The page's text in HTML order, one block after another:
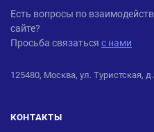
ANDPRO
Есть вопросы по
сайте?
Просьба связаться с нами
125480, Москва, ул. Туристская,
КОНТАКТЫ